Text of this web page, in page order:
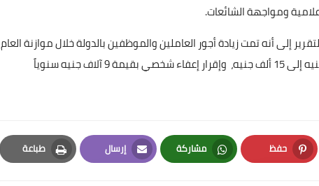
ومواجهة الشائعات.
إلى أنه تمت زيادة أجور العاملين والموظفين بالدولة خلال موازنة العام
وإقرار إعفاء شخصي بقيمة 9 آلاف جنيه سنوياً
حفظ
Pinterest
مشاركة
Whatsapp
إرسال
Email
طباعة
Print